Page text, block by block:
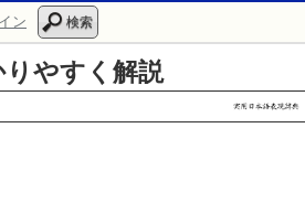
ン 検索
やすく解説